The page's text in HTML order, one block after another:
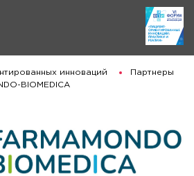
инноваций
Партнеры
BIOMEDICA